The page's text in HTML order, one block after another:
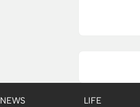
NEWS LIFE